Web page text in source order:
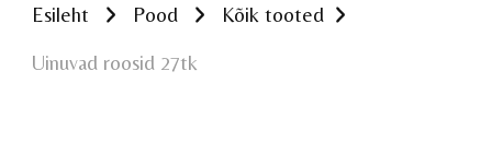
Esileht Pood Kõik tooted
Uinuvad roosid 27tk